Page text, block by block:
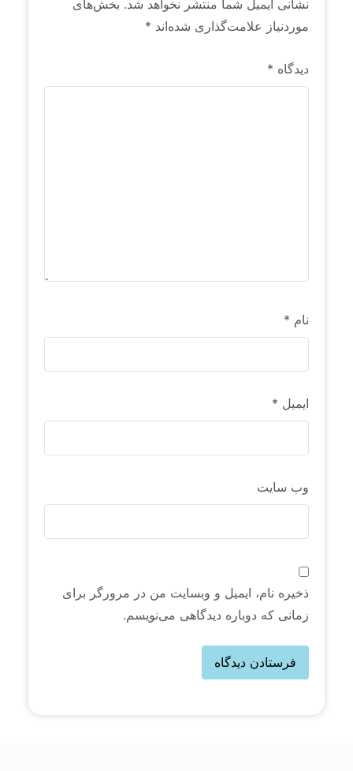
نشانی ایمیل شما منتشر نخواهد شد. بخش‌های
موردنیاز علامت‌گذاری شده‌اند *
دیدگاه *
نام *
ایمیل *
وب‌ سایت
ذخیره نام، ایمیل و وبسایت من در مرورگر برای
زمانی که دوباره دیدگاهی می‌نویسم.